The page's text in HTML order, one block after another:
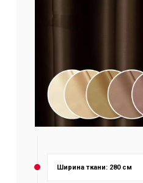
Ширина ткани: 280 см